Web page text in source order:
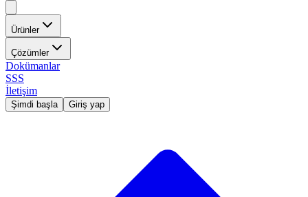
Ürünler
Çözümler
Dokümanlar
SSS
İletişim
Şimdi başla Giriş yap